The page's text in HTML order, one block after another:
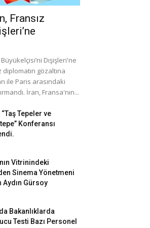
Fransız
Büyükelçisi’ni Dışişleri'ne
diplomatın gözaltına
ile Paris arasındaki
İran, Fransa'nın...
“Taş Tepeler ve
Konferansı
Vitrinindeki
Sinema Yönetmeni
Aydın Gürsoy
Bakanlıklarda
Testi Bazı Personel